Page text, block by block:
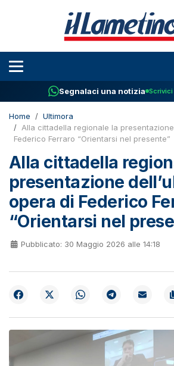
Segnalaci una notizia Scrivici
Home
Ultimora
Alla cittadella regionale la
Federico Ferraro “Orientarsi nel presente”
Alla cittadella
presentazione
opera di Federico
“Orientarsi nel
Pubblicato: 30 Maggio 2026 alle 14:18